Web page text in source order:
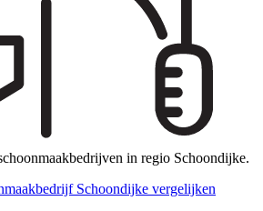
in regio Schoondijke.
Schoondijke vergelijken